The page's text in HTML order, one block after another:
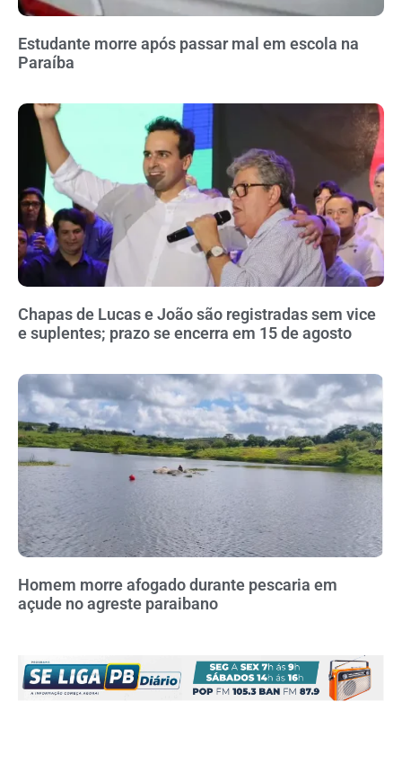
Estudante morre após passar mal em escola na
Paraíba
Chapas de Lucas e João são registradas sem vice
e suplentes; prazo se encerra em 15 de agosto
Homem morre afogado durante pescaria em
açude no agreste paraibano